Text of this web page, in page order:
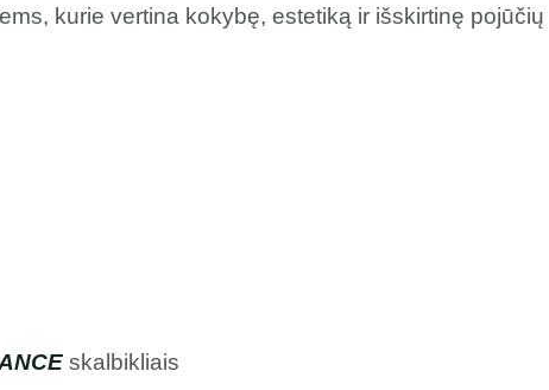
kurie vertina kokybę, estetiką ir išskirtinę pojūčių
skalbikliais